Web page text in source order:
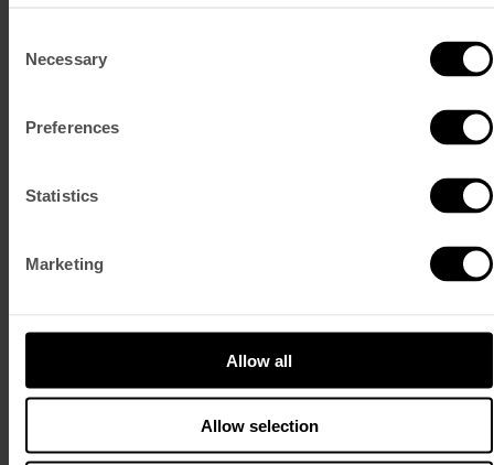
Selection
Necessary
Preferences
Statistics
Marketing
Allow all
Allow selection
Um santuário imersivo, onde o corpo e a alma se podem reconectar.